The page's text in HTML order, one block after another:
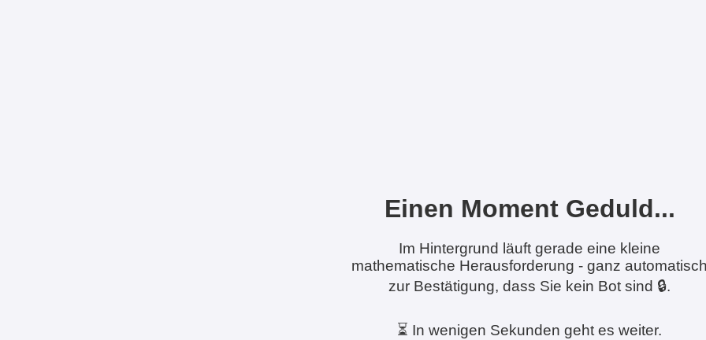
Einen Moment Geduld...
Im Hintergrund läuft gerade eine kleine
mathematische Herausforderung - ganz
zur Bestätigung, dass Sie kein Bot sind 🔒.
⏳ In wenigen Sekunden geht es weiter.